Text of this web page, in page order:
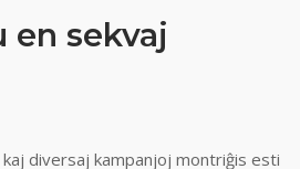
en sekvaj
diversaj kampanjoj montriĝis esti